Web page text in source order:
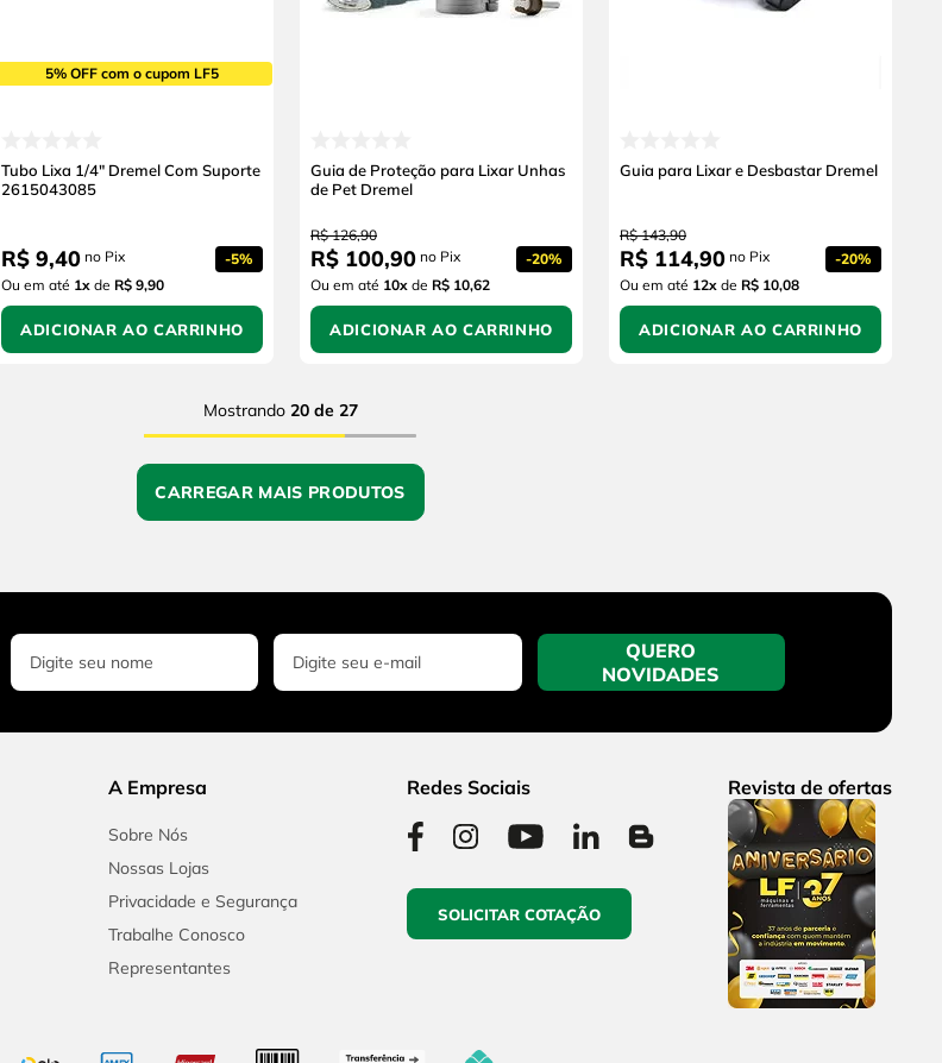
5% OFF com o cupom LF5
Tubo Lixa 1/4" Dremel Com Suporte
2615043085
R$ 9,40 no Pix -5%
Ou em até 1x de R$ 9,90
ADICIONAR AO CARRINHO
Guia de Proteção para Lixar Unhas
de Pet Dremel
R$ 126,90
R$ 100,90 no Pix -20%
Ou em até 10x de R$ 10,62
ADICIONAR AO CARRINHO
Guia para Lixar e Desbastar Dremel
R$ 143,90
R$ 114,90 no Pix -20%
Ou em até 12x de R$ 10,08
ADICIONAR AO CARRINHO
Mostrando 20 de 27
QUERO
NOVIDADES
A Empresa
Sobre Nós
Nossas Lojas
Privacidade e Segurança
Trabalhe Conosco
Representantes
Redes Sociais
SOLICITAR COTAÇÃO
Revista de ofertas